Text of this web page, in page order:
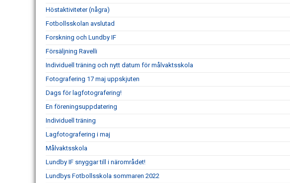
Höstaktiviteter (några)
Fotbollsskolan avslutad
Forskning och Lundby IF
Försäljning Ravelli
Individuell träning och nytt datum för målvaktsskola
Fotografering 17 maj uppskjuten
Dags för lagfotografering!
En föreningsuppdatering
Individuell träning
Lagfotografering i maj
Målvaktsskola
Lundby IF snyggar till i närområdet!
Lundbys Fotbollsskola sommaren 2022